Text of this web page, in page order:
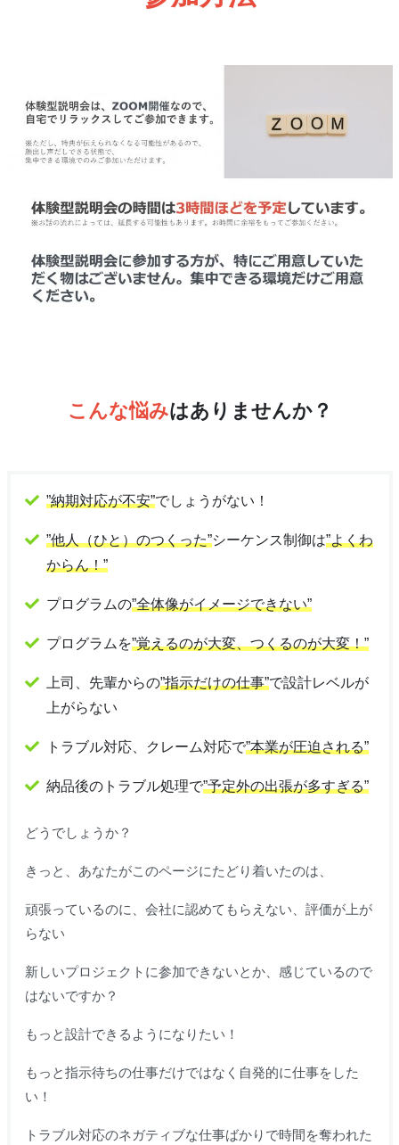
こんな悩みはありませんか？
”納期対応が不安”でしょうがない！
”他人（ひと）のつくった”シーケンス制御は”よくわ
からん！”
プログラムの”全体像がイメージできない”
プログラムを”覚えるのが大変、つくるのが大変！”
上司、先輩からの”指示だけの仕事”で設計レベルが
上がらない
トラブル対応、クレーム対応で”本業が圧迫される”
納品後のトラブル処理で”予定外の出張が多すぎる”
どうでしょうか？
きっと、あなたがこのページにたどり着いたのは、
頑張っているのに、会社に認めてもらえない、評価が上が
らない
新しいプロジェクトに参加できないとか、感じているので
はないですか？
もっと設計できるようになりたい！
もっと指示待ちの仕事だけではなく自発的に仕事をした
い！
トラブル対応のネガティブな仕事ばかりで時間を奪われた